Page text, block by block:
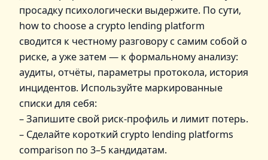
просадку психологически выдержите. По сути,
how to choose a crypto lending platform
сводится к честному разговору с самим собой о
риске, а уже затем — к формальному анализу:
аудиты, отчёты, параметры протокола, история
инцидентов. Используйте маркированные
списки для себя:
– Запишите свой риск‑профиль и лимит потерь.
– Сделайте короткий crypto lending platforms
comparison по 3–5 кандидатам.